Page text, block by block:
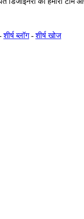
शीर्ष ब्लॉग-शीर्ष खोज